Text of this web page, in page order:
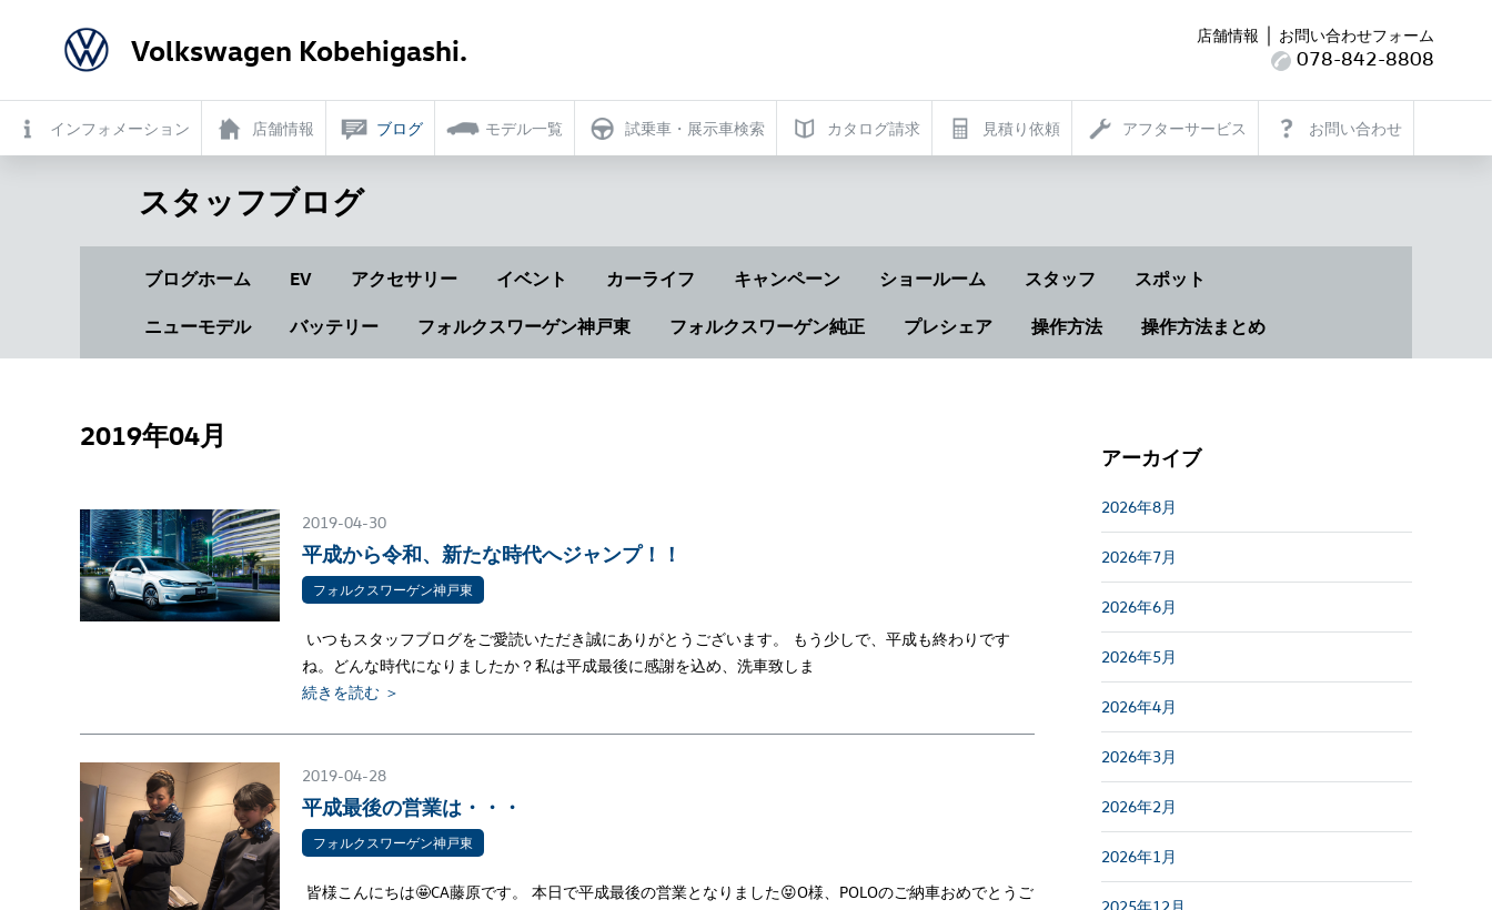
Volkswagen Kobehigashi.
インフォメーション 店舗情報 ブログ モデル一覧 試乗車・展示車検索 カタログ請求 見積り依頼 アフターサービス お問い合わせ
店舗情報 ｜ お問い合わせフォーム
078-842-8808
スタッフブログ
ブログホーム EV アクセサリー イベント カーライフ キャンペーン ショールーム スタッフ スポット
ニューモデル バッテリー フォルクスワーゲン神戸東 フォルクスワーゲン純正 プレシェア 操作方法 操作方法まとめ
2019年04月
2019-04-30
平成から令和、新たな時代へジャンプ！！
フォルクスワーゲン神戸東
いつもスタッフブログをご愛読いただき誠にありがとうございます。 もう少しで、平成も終わりです
ね。どんな時代になりましたか？私は平成最後に感謝を込め、洗車致しま
続きを読む ＞
2019-04-28
平成最後の営業は・・・
フォルクスワーゲン神戸東
皆様こんにちは🤩CA藤原です。 本日で平成最後の営業となりました😝O様、POLOのご納車おめでとうご
アーカイブ
2026年8月
2026年7月
2026年6月
2026年5月
2026年4月
2026年3月
2026年2月
2026年1月